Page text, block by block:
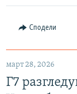
Сподели
март 28, 2026
Г7